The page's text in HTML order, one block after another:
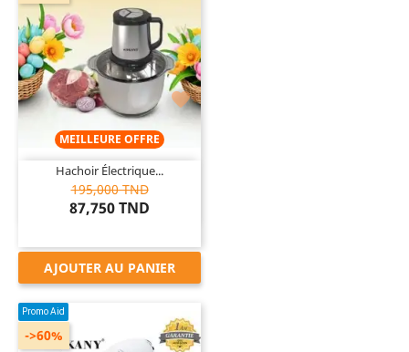

MEILLEURE OFFRE
Hachoir Électrique...
195,000 TND
87,750 TND
AJOUTER AU PANIER
Promo Aid
->60%